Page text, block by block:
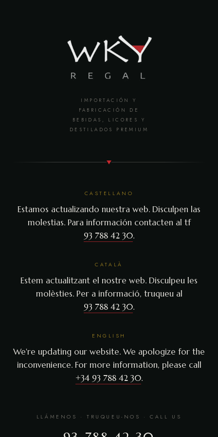
IMPORTACIÓN Y
FABRICACIÓN DE
BEBIDAS, LICORES Y
DESTILADOS PREMIUM
CASTELLANO
Estamos actualizando nuestra web. Disculpen las
molestias. Para información contacten al tf
93 788 42 30.
CATALÀ
Estem actualitzant el nostre web. Disculpeu les
molèsties. Per a informació, truqueu al
93 788 42 30.
ENGLISH
We're updating our website. We apologize for the
inconvenience. For more information, please call
+34 93 788 42 30.
LLÁMENOS · TRUQUEU-NOS · CALL US